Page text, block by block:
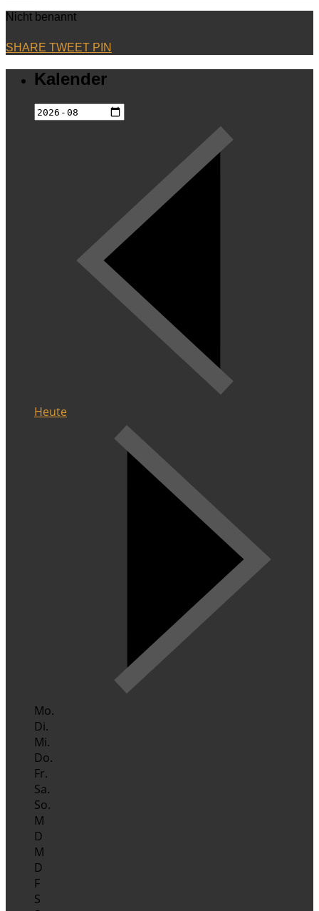
Nicht benannt
SHARE TWEET PIN
Kalender
Heute
Mo.
Di.
Mi.
Do.
Fr.
Sa.
So.
M
D
M
D
F
S